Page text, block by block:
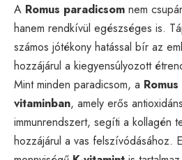
A Romus paradicsom nem
hanem rendkívül egészséges is.
számos jótékony hatással bír az
hozzájárul a kiegyensúlyozott
Mint minden paradicsom, a Romus
vitaminban, amely erős
immunrendszert, segíti a kollagén
hozzájárul a vas felszívódásához.